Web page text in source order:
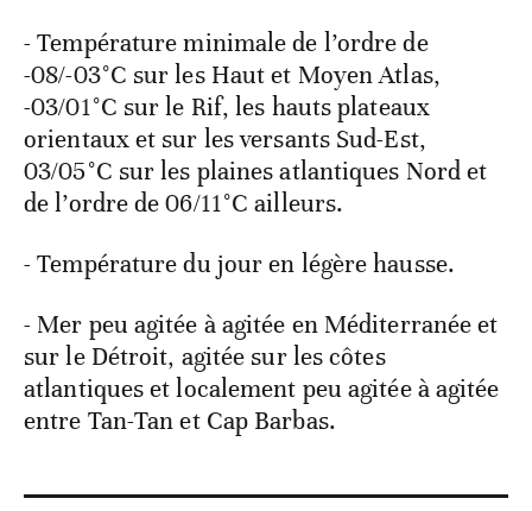
- Température minimale de l’ordre de
-08/-03°C sur les Haut et Moyen Atlas,
-03/01°C sur le Rif, les hauts plateaux
orientaux et sur les versants Sud-Est,
03/05°C sur les plaines atlantiques Nord et
de l’ordre de 06/11°C ailleurs.
- Température du jour en légère hausse.
- Mer peu agitée à agitée en Méditerranée et
sur le Détroit, agitée sur les côtes
atlantiques et localement peu agitée à agitée
entre Tan-Tan et Cap Barbas.